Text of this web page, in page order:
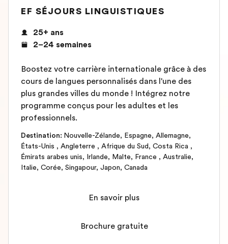
EF SÉJOURS LINGUISTIQUES
25+ ans
2–24 semaines
Boostez votre carrière internationale grâce à des
cours de langues personnalisés dans l'une des
plus grandes villes du monde ! Intégrez notre
programme conçus pour les adultes et les
professionnels.
Destination: Nouvelle-Zélande, Espagne, Allemagne,
États-Unis , Angleterre , Afrique du Sud, Costa Rica ,
Émirats arabes unis, Irlande, Malte, France , Australie,
Italie, Corée, Singapour, Japon, Canada
En savoir plus
Brochure gratuite